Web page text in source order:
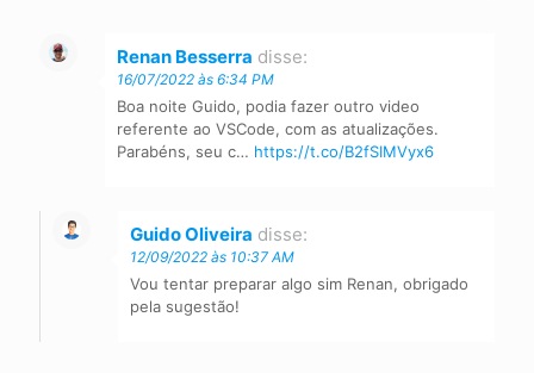
Renan Besserra disse:
16/07/2022 às 6:34 PM
Boa noite Guido, podia fazer outro video
referente ao VSCode, com as atualizações.
Parabéns, seu c… https://t.co/B2fSIMVyx6
Guido Oliveira disse:
12/09/2022 às 10:37 AM
Vou tentar preparar algo sim Renan, obrigado
pela sugestão!